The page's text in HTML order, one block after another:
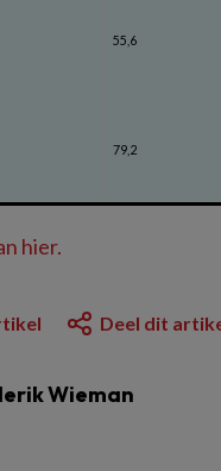
55,6
79,2
hier.
Deel dit
Wieman